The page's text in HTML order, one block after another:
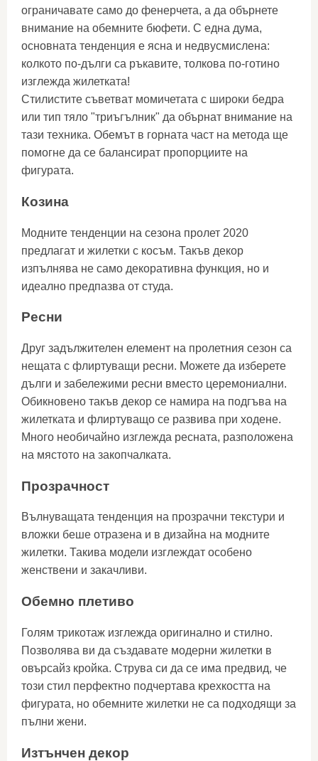
ограничавате само до фенерчета, а да обърнете
внимание на обемните бюфети. С една дума,
основната тенденция е ясна и недвусмислена:
колкото по-дълги са ръкавите, толкова по-готино
изглежда жилетката!
Стилистите съветват момичетата с широки бедра
или тип тяло "триъгълник" да обърнат внимание на
тази техника. Обемът в горната част на метода ще
помогне да се балансират пропорциите на
фигурата.
Козина
Модните тенденции на сезона пролет 2020
предлагат и жилетки с косъм. Такъв декор
изпълнява не само декоративна функция, но и
идеално предпазва от студа.
Ресни
Друг задължителен елемент на пролетния сезон са
нещата с флиртуващи ресни. Можете да изберете
дълги и забележими ресни вместо церемониални.
Обикновено такъв декор се намира на подгъва на
жилетката и флиртуващо се развива при ходене.
Много необичайно изглежда ресната, разположена
на мястото на закопчалката.
Прозрачност
Вълнуващата тенденция на прозрачни текстури и
вложки беше отразена и в дизайна на модните
жилетки. Такива модели изглеждат особено
женствени и закачливи.
Обемно плетиво
Голям трикотаж изглежда оригинално и стилно.
Позволява ви да създавате модерни жилетки в
овърсайз кройка. Струва си да се има предвид, че
този стил перфектно подчертава крехкостта на
фигурата, но обемните жилетки не са подходящи за
пълни жени.
Изтънчен декор